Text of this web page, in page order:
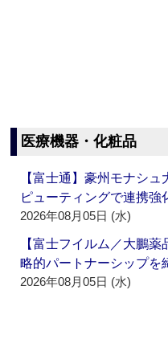
医療機器・化粧品
【富士通】豪州モナシ
ピューティングで連携強
2026年08月05日 (水)
【富士フイルム／大鵬
略的パートナーシップを
2026年08月05日 (水)